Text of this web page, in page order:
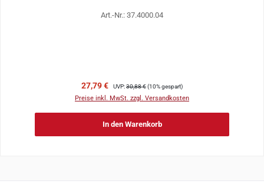
Art.-Nr.: 37.4000.04
Verkaufspreis:
27,79 € Regulärer Preis:
UVP:30,88 €(10% gespart)
Preise inkl. MwSt. zzgl. Versandkosten
In den Warenkorb